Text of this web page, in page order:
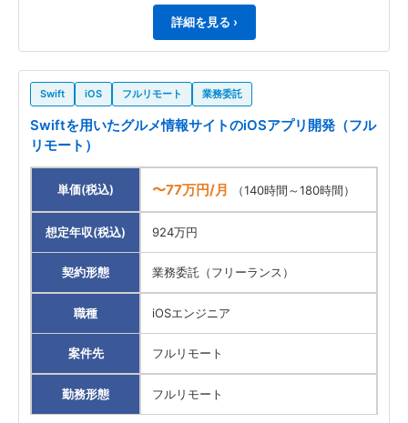
詳細を見る ›
Swift iOS フルリモート 業務委託
Swiftを用いたグルメ情報サイトのiOSアプリ開発（フル
リモート）
単価(税込) 〜77万円/月 （140時間～180時間）
想定年収(税込) 924万円
契約形態 業務委託（フリーランス）
職種 iOSエンジニア
案件先 フルリモート
勤務形態 フルリモート